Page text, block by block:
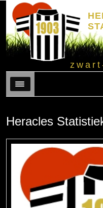
Menu
Heracles